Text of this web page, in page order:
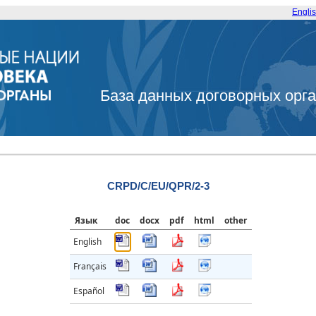
База данных договорных
CRPD/C/EU/QPR/2-3
Язык doc docx pdf html
other
English
Français
Español